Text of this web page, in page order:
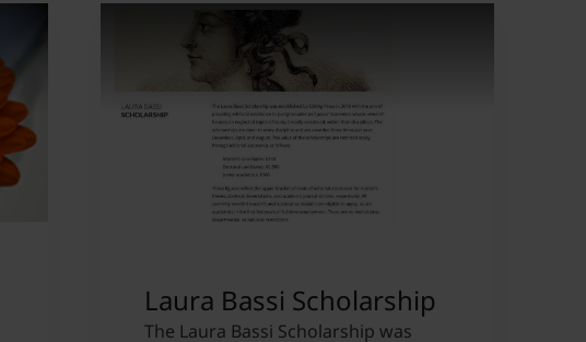
Laura Bassi Scholarship
The Laura Bassi Scholarship was